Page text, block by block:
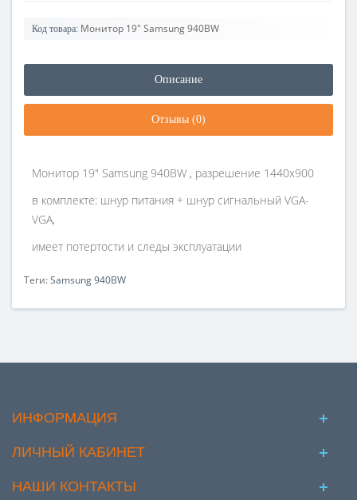
Код товара: Монитор 19" Samsung 940BW
Описание
Отзывы (0)
Монитор 19" Samsung 940BW , разрешение 1440х900
в комплекте: шнур питания + шнур сигнальный VGA-
VGA,
имеет потертости и следы эксплуатации
Теги:Samsung 940BW
ИНФОРМАЦИЯ
ЛИЧНЫЙ КАБИНЕТ
НАШИ КОНТАКТЫ